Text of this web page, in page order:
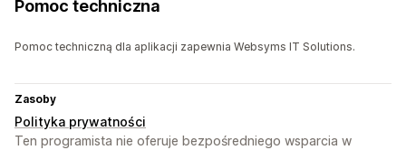
Pomoc techniczna
Pomoc techniczną dla aplikacji zapewnia Websyms IT Solutions.
Zasoby
Polityka prywatności
Ten programista nie oferuje bezpośredniego wsparcia w